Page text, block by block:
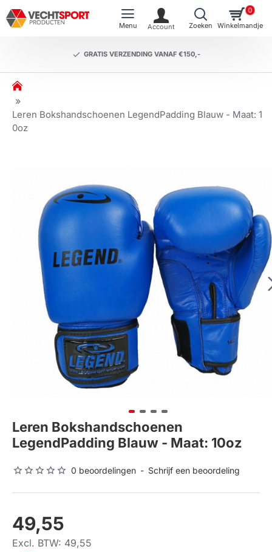
GRATIS VERZENDING VANAF €150,-
0
h
m
e
Leren Bokshandschoenen LegendPadding Blauw - Maat: 1
0oz
Leren Bokshandschoenen
LegendPadding Blauw - Maat: 10oz
0 beoordelingen - Schrijf een beoordeling
49,55
Excl. BTW: 49,55